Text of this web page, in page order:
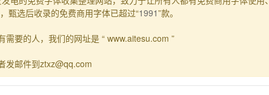
甄选后收录的免费商用字体已超过“1991”款。
要的人，我们的网址是 “ www.aitesu.com ”
发邮件到ztxz@qq.com